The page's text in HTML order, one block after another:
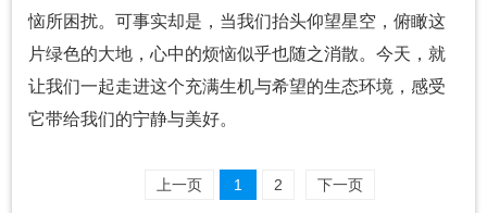
恼所困扰。可事实却是，当我们抬头仰望星空，俯瞰这
片绿色的大地，心中的烦恼似乎也随之消散。今天，就
让我们一起走进这个充满生机与希望的生态环境，感受
它带给我们的宁静与美好。
上一页 1 2 下一页